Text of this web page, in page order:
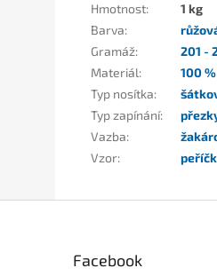
Hmotnost:
1 kg
Barva:
Gramáž:
201 -
Materiál:
100
Typ nosítka:
Typ zapínání:
Vazba:
Vzor:
Facebook